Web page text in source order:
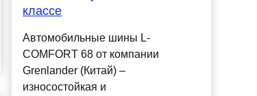
классе
Автомобильные шины L-
COMFORT 68 от компании
Grenlander (Китай) –
износостойкая и